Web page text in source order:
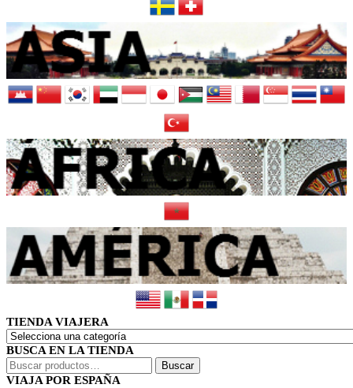
TIENDA VIAJERA
BUSCA EN LA TIENDA
Buscar
por:
Buscar
VIAJA POR ESPAÑA